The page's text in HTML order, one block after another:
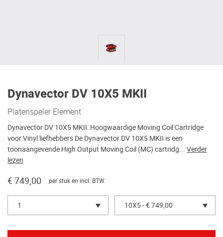
Dynavector DV 10X5 MKII
Platenspeler Element
Dynavector DV 10X5 MKII: Hoogwaardige Moving Coil Cartridge
voor Vinyl liefhebbers De Dynavector DV 10X5 MKII is een
toonaangevende High Output Moving Coil (MC) cartridg... Verder
lezen
€ 749,00 per stuk en incl. BTW.
1 10X5 - € 749,00